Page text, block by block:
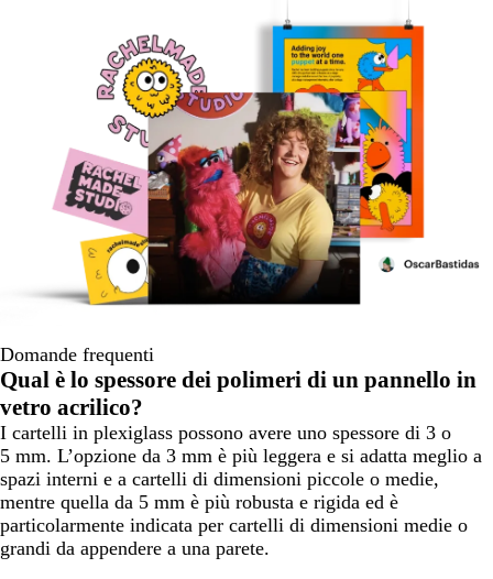
Domande frequenti
Qual è lo spessore dei polimeri di un pannello in
vetro acrilico?
I cartelli in plexiglass possono avere uno spessore di 3 o
5 mm. L’opzione da 3 mm è più leggera e si adatta meglio a
spazi interni e a cartelli di dimensioni piccole o medie,
mentre quella da 5 mm è più robusta e rigida ed è
particolarmente indicata per cartelli di dimensioni medie o
grandi da appendere a una parete.